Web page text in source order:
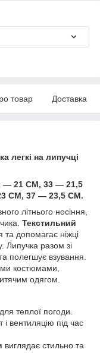
товар Доставка
легкі на липучці
— 21 СМ, 33 — 21,5
СМ, 37 — 23,5 СМ.
літнього носіння,
Текстильний
та допомагає ніжці
Липучка разом зі
полегшує взування.
костюмами,
одягом.
теплої погоди.
вентиляцію під час
виглядає стильно та